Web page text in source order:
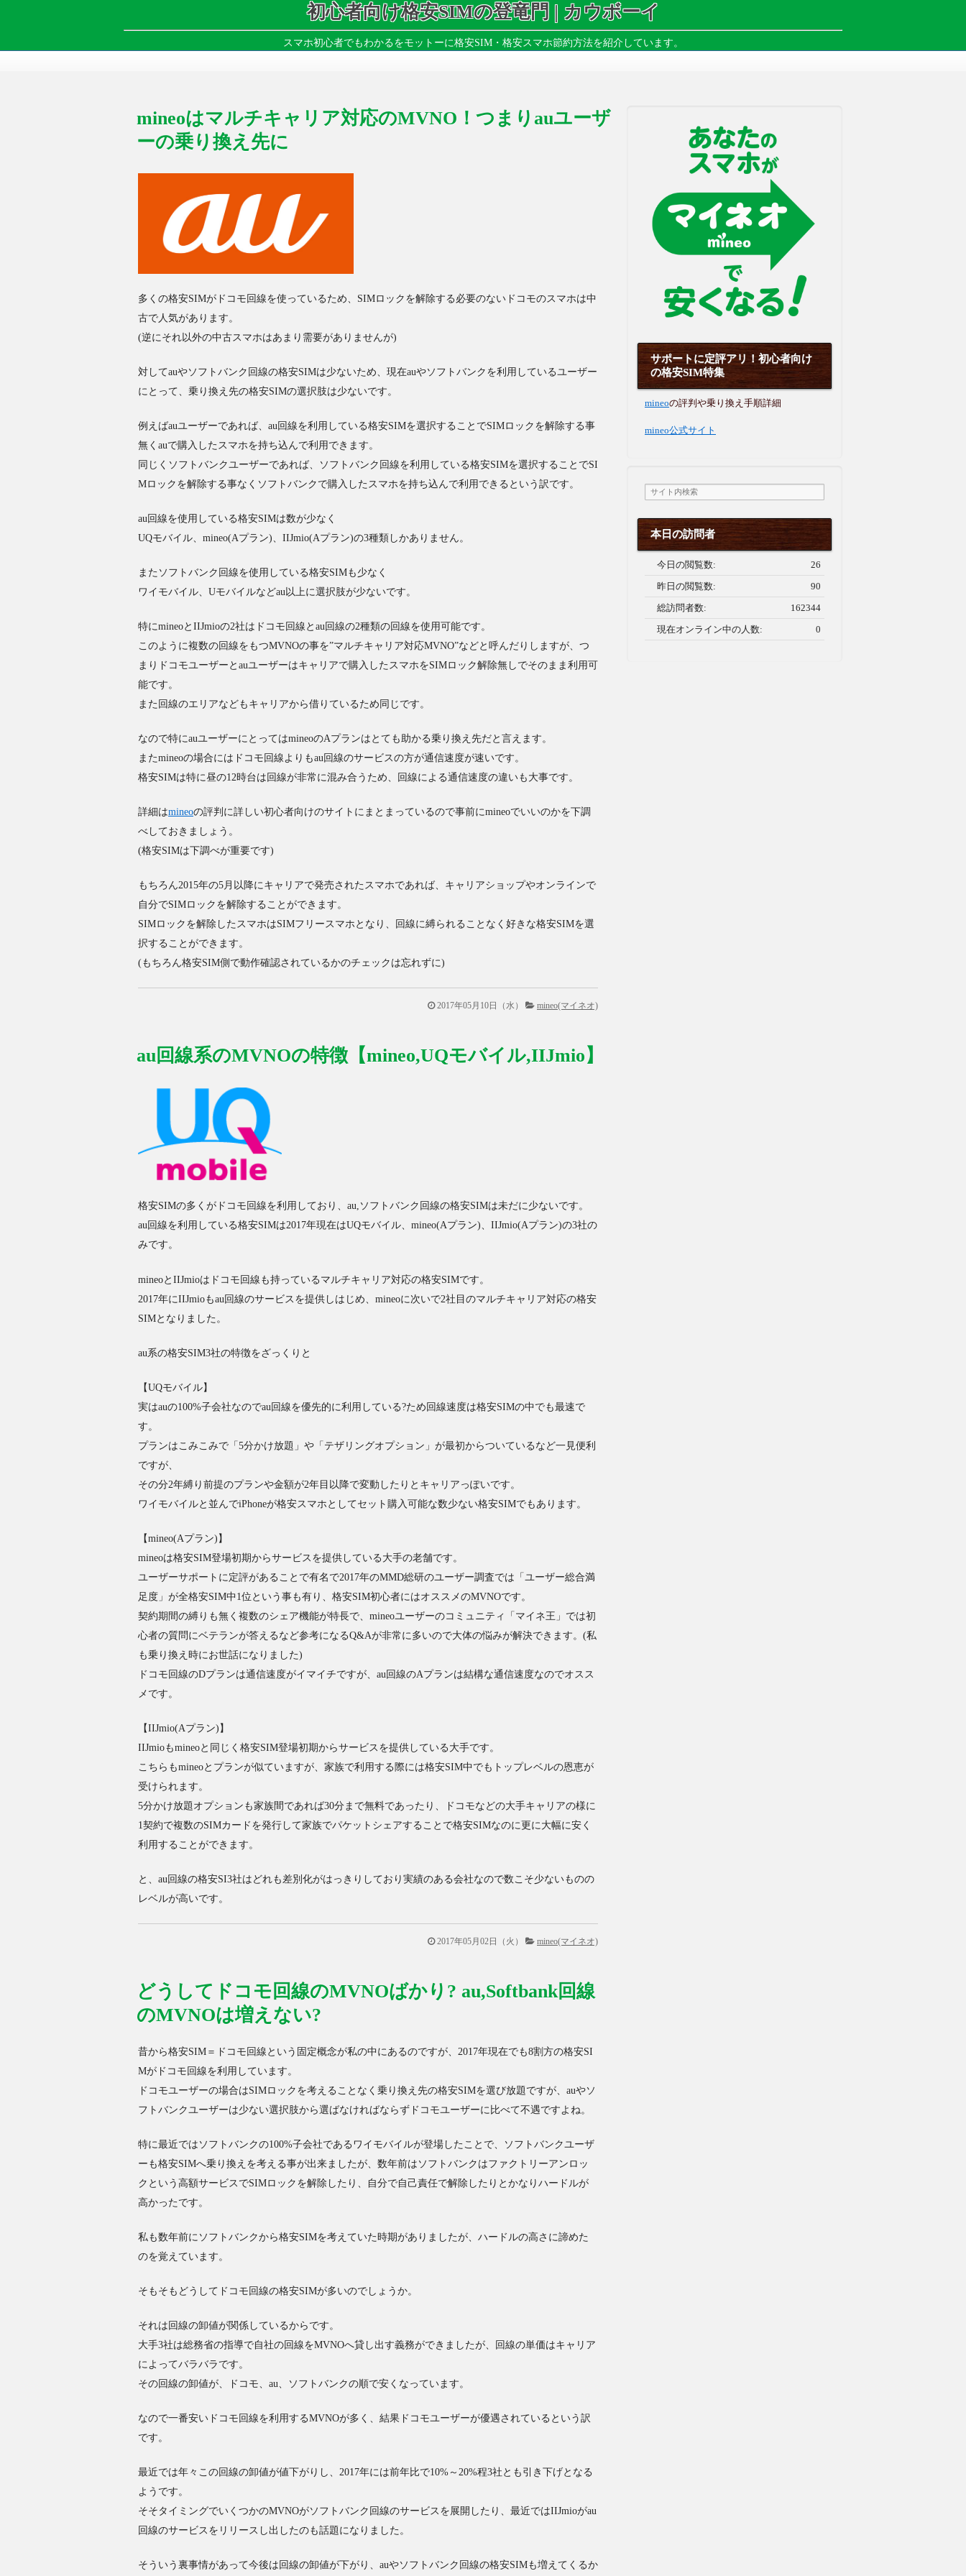
初心者向け格安SIMの登竜門 | カウボーイ
スマホ初心者でもわかるをモットーに格安SIM・格安スマホ節約方法を紹介しています。
mineoはマルチキャリア対応のMVNO！つまりauユーザ
ーの乗り換え先に
多くの格安SIMがドコモ回線を使っているため、SIMロックを解除する必要のないドコモのスマホは中
古で人気があります。
(逆にそれ以外の中古スマホはあまり需要がありませんが)
対してauやソフトバンク回線の格安SIMは少ないため、現在auやソフトバンクを利用しているユーザー
にとって、乗り換え先の格安SIMの選択肢は少ないです。
例えばauユーザーであれば、au回線を利用している格安SIMを選択することでSIMロックを解除する事
無くauで購入したスマホを持ち込んで利用できます。
同じくソフトバンクユーザーであれば、ソフトバンク回線を利用している格安SIMを選択することでSI
Mロックを解除する事なくソフトバンクで購入したスマホを持ち込んで利用できるという訳です。
au回線を使用している格安SIMは数が少なく
UQモバイル、mineo(Aプラン)、IIJmio(Aプラン)の3種類しかありません。
またソフトバンク回線を使用している格安SIMも少なく
ワイモバイル、Uモバイルなどau以上に選択肢が少ないです。
特にmineoとIIJmioの2社はドコモ回線とau回線の2種類の回線を使用可能です。
このように複数の回線をもつMVNOの事を”マルチキャリア対応MVNO”などと呼んだりしますが、つ
まりドコモユーザーとauユーザーはキャリアで購入したスマホをSIMロック解除無しでそのまま利用可
能です。
また回線のエリアなどもキャリアから借りているため同じです。
なので特にauユーザーにとってはmineoのAプランはとても助かる乗り換え先だと言えます。
またmineoの場合にはドコモ回線よりもau回線のサービスの方が通信速度が速いです。
格安SIMは特に昼の12時台は回線が非常に混み合うため、回線による通信速度の違いも大事です。
詳細はmineoの評判に詳しい初心者向けのサイトにまとまっているので事前にmineoでいいのかを下調
べしておきましょう。
(格安SIMは下調べが重要です)
もちろん2015年の5月以降にキャリアで発売されたスマホであれば、キャリアショップやオンラインで
自分でSIMロックを解除することができます。
SIMロックを解除したスマホはSIMフリースマホとなり、回線に縛られることなく好きな格安SIMを選
択することができます。
(もちろん格安SIM側で動作確認されているかのチェックは忘れずに)
2017年05月10日（水） mineo(マイネオ)
au回線系のMVNOの特徴【mineo,UQモバイル,IIJmio】
格安SIMの多くがドコモ回線を利用しており、au,ソフトバンク回線の格安SIMは未だに少ないです。
au回線を利用している格安SIMは2017年現在はUQモバイル、mineo(Aプラン)、IIJmio(Aプラン)の3社の
みです。
mineoとIIJmioはドコモ回線も持っているマルチキャリア対応の格安SIMです。
2017年にIIJmioもau回線のサービスを提供しはじめ、mineoに次いで2社目のマルチキャリア対応の格安
SIMとなりました。
au系の格安SIM3社の特徴をざっくりと
【UQモバイル】
実はauの100%子会社なのでau回線を優先的に利用している?ため回線速度は格安SIMの中でも最速で
す。
プランはこみこみで「5分かけ放題」や「テザリングオプション」が最初からついているなど一見便利
ですが、
その分2年縛り前提のプランや金額が2年目以降で変動したりとキャリアっぽいです。
ワイモバイルと並んでiPhoneが格安スマホとしてセット購入可能な数少ない格安SIMでもあります。
【mineo(Aプラン)】
mineoは格安SIM登場初期からサービスを提供している大手の老舗です。
ユーザーサポートに定評があることで有名で2017年のMMD総研のユーザー調査では「ユーザー総合満
足度」が全格安SIM中1位という事も有り、格安SIM初心者にはオススメのMVNOです。
契約期間の縛りも無く複数のシェア機能が特長で、mineoユーザーのコミュニティ「マイネ王」では初
心者の質問にベテランが答えるなど参考になるQ&Aが非常に多いので大体の悩みが解決できます。(私
も乗り換え時にお世話になりました)
ドコモ回線のDプランは通信速度がイマイチですが、au回線のAプランは結構な通信速度なのでオスス
メです。
【IIJmio(Aプラン)】
IIJmioもmineoと同じく格安SIM登場初期からサービスを提供している大手です。
こちらもmineoとプランが似ていますが、家族で利用する際には格安SIM中でもトップレベルの恩恵が
受けられます。
5分かけ放題オプションも家族間であれば30分まで無料であったり、ドコモなどの大手キャリアの様に
1契約で複数のSIMカードを発行して家族でパケットシェアすることで格安SIMなのに更に大幅に安く
利用することができます。
と、au回線の格安SI3社はどれも差別化がはっきりしており実績のある会社なので数こそ少ないものの
レベルが高いです。
2017年05月02日（火） mineo(マイネオ)
どうしてドコモ回線のMVNOばかり? au,Softbank回線
のMVNOは増えない?
昔から格安SIM＝ドコモ回線という固定概念が私の中にあるのですが、2017年現在でも8割方の格安SI
Mがドコモ回線を利用しています。
ドコモユーザーの場合はSIMロックを考えることなく乗り換え先の格安SIMを選び放題ですが、auやソ
フトバンクユーザーは少ない選択肢から選ばなければならずドコモユーザーに比べて不遇ですよね。
特に最近ではソフトバンクの100%子会社であるワイモバイルが登場したことで、ソフトバンクユーザ
ーも格安SIMへ乗り換えを考える事が出来ましたが、数年前はソフトバンクはファクトリーアンロッ
クという高額サービスでSIMロックを解除したり、自分で自己責任で解除したりとかなりハードルが
高かったです。
私も数年前にソフトバンクから格安SIMを考えていた時期がありましたが、ハードルの高さに諦めた
のを覚えています。
そもそもどうしてドコモ回線の格安SIMが多いのでしょうか。
それは回線の卸値が関係しているからです。
大手3社は総務省の指導で自社の回線をMVNOへ貸し出す義務ができましたが、回線の単価はキャリア
によってバラバラです。
その回線の卸値が、ドコモ、au、ソフトバンクの順で安くなっています。
なので一番安いドコモ回線を利用するMVNOが多く、結果ドコモユーザーが優遇されているという訳
です。
最近では年々この回線の卸値が値下がりし、2017年には前年比で10%～20%程3社とも引き下げとなる
ようです。
そそタイミングでいくつかのMVNOがソフトバンク回線のサービスを展開したり、最近ではIIJmioがau
回線のサービスをリリースし出したのも話題になりました。
そういう裏事情があって今後は回線の卸値が下がり、auやソフトバンク回線の格安SIMも増えてくるか
サポートに定評アリ！初心者向け
の格安SIM特集
mineoの評判や乗り換え手順詳細
mineo公式サイト
本日の訪問者
26
今日の閲覧数:
90
昨日の閲覧数:
162344
総訪問者数:
0
現在オンライン中の人数: